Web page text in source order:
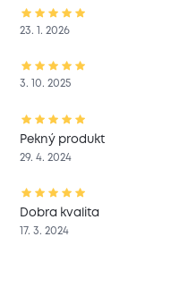
23. 1. 2026
3. 10. 2025
Pekný produkt
29. 4. 2024
Dobra kvalita
17. 3. 2024